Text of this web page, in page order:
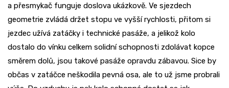
a přesmykač funguje doslova ukázkově. Ve sjezdech
geometrie zvládá držet stopu ve vyšší rychlosti, přitom si
jezdec užívá zatáčky i technické pasáže, a jelikož kolo
dostalo do vínku celkem solidní schopnosti zdolávat kopce
směrem dolů, jsou takové pasáže opravdu zábavou. Sice by
občas v zatáčce neškodila pevná osa, ale to už jsme probrali